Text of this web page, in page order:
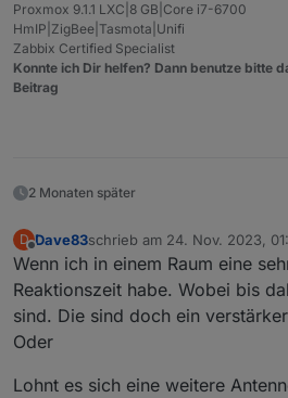
Proxmox 9.1.1 LXC|8 GB|Core i7-6700
HmIP|ZigBee|Tasmota|Unifi
Zabbix Certified Specialist
Konnte ich Dir helfen? Dann benutze bitte
Beitrag
2 Monaten später
D
Offline
Dave83schrieb am 24. Nov. 2023,
zuletzt editiert von
Wenn ich in einem Raum eine
Reaktionszeit habe. Wobei bis
sind. Die sind doch ein
Oder
Lohnt es sich eine weitere